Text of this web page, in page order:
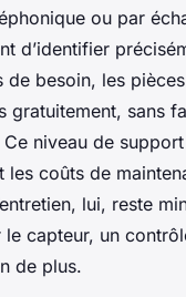
ou par
d’identifier
de besoin, les
gratuitement, sans
niveau de
les coûts de
lui, reste
capteur, un
de plus.